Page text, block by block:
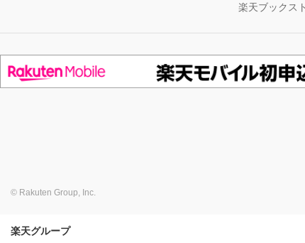
楽天ブックス
© Rakuten Group, Inc.
楽天グループ